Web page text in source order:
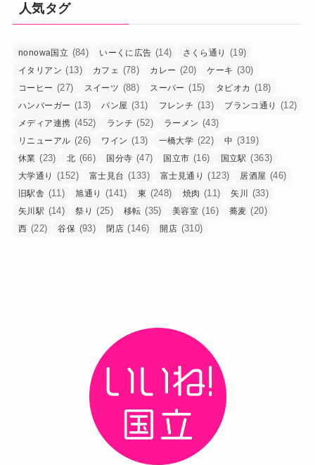
人気タグ
nonowa国立 (84) いーくに広告 (14) さくら通り (19)
イタリアン (13) カフェ (78) カレー (20) ケーキ (30)
コーヒー (27) スイーツ (88) スーパー (15) タピオカ (18)
ハンバーガー (13) パン屋 (31) フレンチ (13) ブランコ通り (12)
メディア連携 (452) ランチ (52) ラーメン (43)
リニューアル (26) ワイン (13) 一橋大学 (22) 中 (319)
休業 (23) 北 (66) 国分寺 (47) 国立市 (16) 国立駅 (363)
大学通り (152) 富士見台 (133) 富士見通り (123) 居酒屋 (46)
旧駅舎 (11) 旭通り (141) 東 (248) 焼肉 (11) 矢川 (33)
矢川駅 (14) 祭り (25) 移転 (35) 美容室 (16) 蕎麦 (20)
西 (22) 谷保 (93) 閉店 (146) 開店 (310)